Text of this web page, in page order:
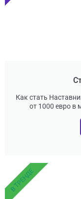
Как стать
от 1000 евро в
В ТРЕНДЕ